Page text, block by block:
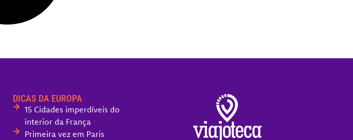
DICAS DA EUROPA
15 Cidades imperdíveis do
interior da França
Primeira vez em Paris